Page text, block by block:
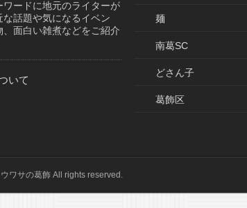
ワードに地元のライターが
話題や気になるイベン
、面白い雑煮などをご紹介
いて
麺
南葛SC
どさん子
葛飾区
ワサの葛飾 All rights reserved.